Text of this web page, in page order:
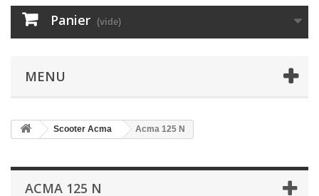
Panier (vide)
MENU
Scooter Acma Acma 125 N
ACMA 125 N